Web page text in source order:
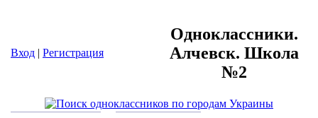
Вход | Регистрация
Одноклассники.
Алчевск. Школа
№2